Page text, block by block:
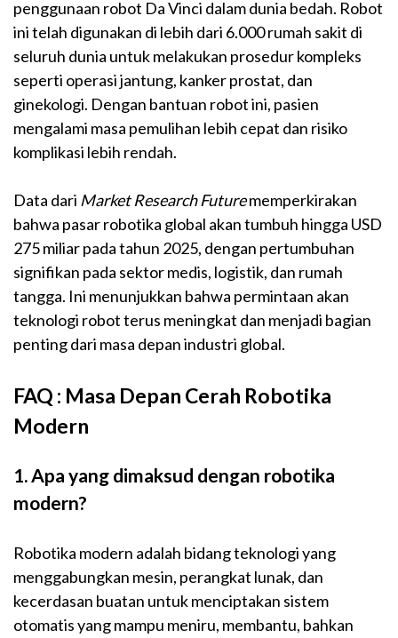
penggunaan robot Da Vinci dalam dunia bedah. Robot
ini telah digunakan di lebih dari 6.000 rumah sakit di
seluruh dunia untuk melakukan prosedur kompleks
seperti operasi jantung, kanker prostat, dan
ginekologi. Dengan bantuan robot ini, pasien
mengalami masa pemulihan lebih cepat dan risiko
komplikasi lebih rendah.
Data dari Market Research Futurememperkirakan
bahwa pasar robotika global akan tumbuh hingga USD
275 miliar pada tahun 2025, dengan pertumbuhan
signifikan pada sektor medis, logistik, dan rumah
tangga. Ini menunjukkan bahwa permintaan akan
teknologi robot terus meningkat dan menjadi bagian
penting dari masa depan industri global.
FAQ : Masa Depan Cerah Robotika
Modern
1. Apa yang dimaksud dengan robotika
modern?
Robotika modern adalah bidang teknologi yang
menggabungkan mesin, perangkat lunak, dan
kecerdasan buatan untuk menciptakan sistem
otomatis yang mampu meniru, membantu, bahkan